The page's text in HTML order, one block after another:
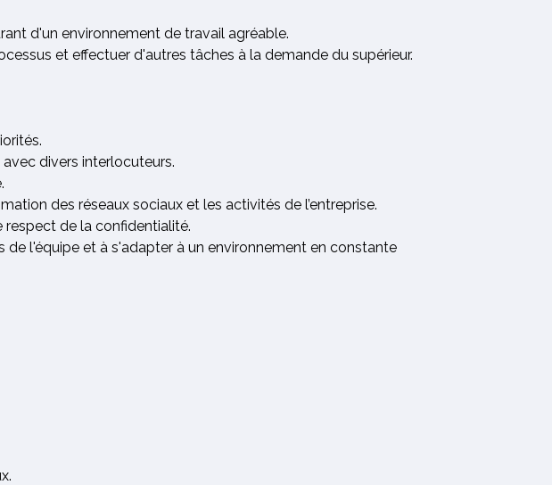
d'un environnement de travail agréable.
et effectuer d'autres tâches à la demande du supérieur.
divers interlocuteurs.
des réseaux sociaux et les activités de l’entreprise.
respect de la confidentialité.
l'équipe et à s'adapter à un environnement en constante